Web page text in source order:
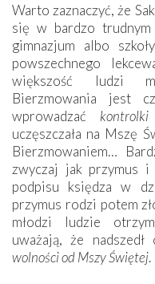
Warto zaznaczyć, że
się w bardzo
gimnazjum albo
powszechnego
większość ludzi
Bierzmowania jest
wprowadzać kontrolki
uczęszczała na Mszę
Bierzmowaniem…
zwyczaj jak przymus i
podpisu księdza w
przymus rodzi potem
młodzi ludzie
uważają, że
wolności od Mszy ­Świętej.